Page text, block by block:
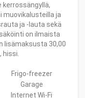
kerrossängyllä,
muovikalusteilla ja
ja -lauta sekä
on ilmaista
lisämaksusta 30,00
hissi.
Frigo-freezer
Garage
Internet Wi-Fi